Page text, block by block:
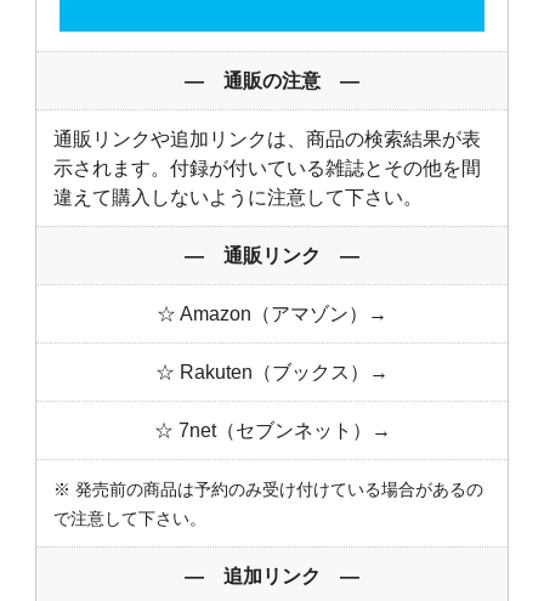
― 通販の注意 ―
通販リンクや追加リンクは、商品の検索結果が表
示されます。付録が付いている雑誌とその他を間
違えて購入しないように注意して下さい。
― 通販リンク ―
☆ Amazon（アマゾン）→
☆ Rakuten（ブックス）→
☆ 7net（セブンネット）→
※ 発売前の商品は予約のみ受け付けている場合があるの
で注意して下さい。
― 追加リンク ―